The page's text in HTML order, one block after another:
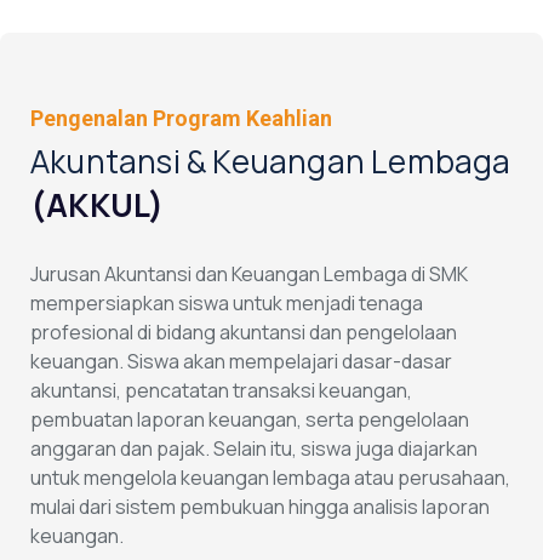
Pengenalan Program Keahlian
Akuntansi & Keuangan Lembaga
(AKKUL)
Jurusan Akuntansi dan Keuangan Lembaga di SMK
mempersiapkan siswa untuk menjadi tenaga
profesional di bidang akuntansi dan pengelolaan
keuangan. Siswa akan mempelajari dasar-dasar
akuntansi, pencatatan transaksi keuangan,
pembuatan laporan keuangan, serta pengelolaan
anggaran dan pajak. Selain itu, siswa juga diajarkan
untuk mengelola keuangan lembaga atau perusahaan,
mulai dari sistem pembukuan hingga analisis laporan
keuangan.